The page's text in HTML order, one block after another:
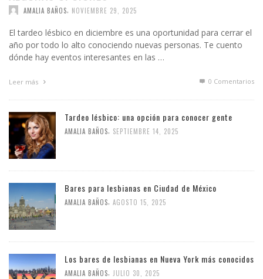
AMALIA BAÑOS NOVIEMBRE 29, 2025
El tardeo lésbico en diciembre es una oportunidad para cerrar el
año por todo lo alto conociendo nuevas personas. Te cuento
dónde hay eventos interesantes en las …
Leer más 0 Comentarios
Tardeo lésbico: una opción para conocer gente
AMALIA BAÑOS, SEPTIEMBRE 14, 2025
Bares para lesbianas en Ciudad de México
AMALIA BAÑOS, AGOSTO 15, 2025
Los bares de lesbianas en Nueva York más conocidos
AMALIA BAÑOS, JULIO 30, 2025